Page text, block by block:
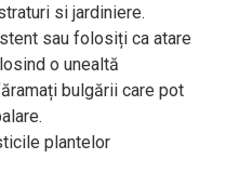
si jardiniere.
sau folosiți ca atare
o unealtă
bulgării care pot
plantelor